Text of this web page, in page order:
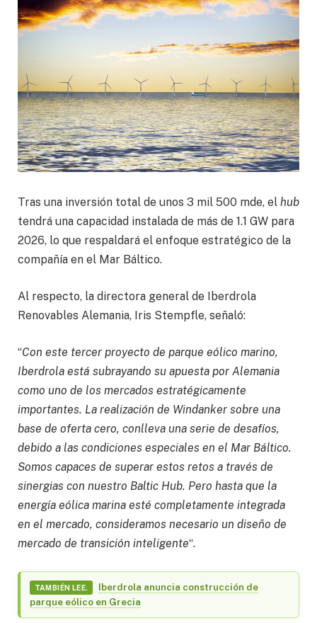
Tras una inversión total de unos 3 mil 500 mde, el hub
tendrá una capacidad instalada de más de 1.1 GW para
2026, lo que respaldará el enfoque estratégico de la
compañía en el Mar Báltico.
Al respecto, la directora general de Iberdrola
Renovables Alemania, Iris Stempfle, señaló:
“Con este tercer proyecto de parque eólico marino,
Iberdrola está subrayando su apuesta por Alemania
como uno de los mercados estratégicamente
importantes. La realización de Windanker sobre una
base de oferta cero, conlleva una serie de desafíos,
debido a las condiciones especiales en el Mar Báltico.
Somos capaces de superar estos retos a través de
sinergias con nuestro Baltic Hub. Pero hasta que la
energía eólica marina esté completamente integrada
en el mercado, consideramos necesario un diseño de
mercado de transición inteligente“.
TAMBIÉN LEE.
Iberdrola anuncia construcción de
parque eólico en Grecia